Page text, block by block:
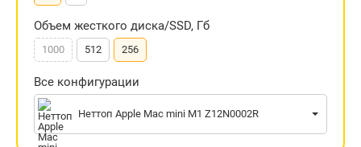
Объем жесткого диска/SSD, Гб
1000 512 256
Все конфигурации
Неттоп Apple Mac mini M1 Z12N0002R